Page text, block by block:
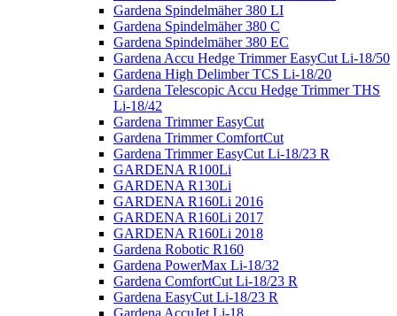
Gardena Spindelmäher 380 LI
Gardena Spindelmäher 380 C
Gardena Spindelmäher 380 EC
Gardena Accu Hedge Trimmer EasyCut Li-18/50
Gardena High Delimber TCS Li-18/20
Gardena Telescopic Accu Hedge Trimmer THS
Li-18/42
Gardena Trimmer EasyCut
Gardena Trimmer ComfortCut
Gardena Trimmer EasyCut Li-18/23 R
GARDENA R100Li
GARDENA R130Li
GARDENA R160Li 2016
GARDENA R160Li 2017
GARDENA R160Li 2018
Gardena Robotic R160
Gardena PowerMax Li-18/32
Gardena ComfortCut Li-18/23 R
Gardena EasyCut Li-18/23 R
Gardena AccuJet Li-18